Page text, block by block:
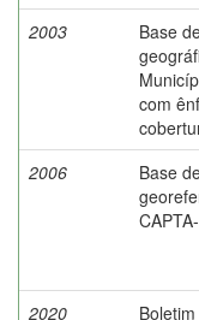
2003
Base
com
2006
Base
2020